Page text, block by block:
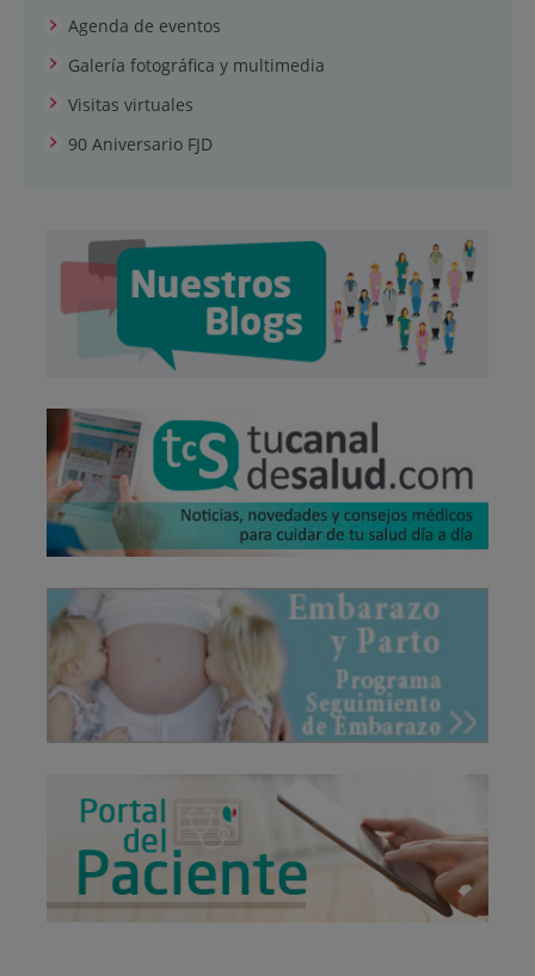
Agenda de eventos
Galería fotográfica y multimedia
Visitas virtuales
90 Aniversario FJD